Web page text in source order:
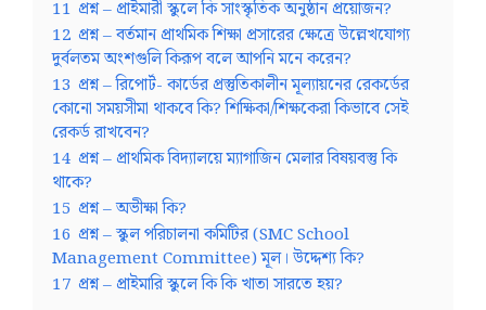
11 প্রশ্ন – প্রাইমারী স্কুলে কি সাংস্কৃতিক অনুষ্ঠান প্রয়োজন?
12 প্রশ্ন – বর্তমান প্রাথমিক শিক্ষা প্রসারের ক্ষেত্রে উল্লেখযোগ্য
দুর্বলতম অংশগুলি কিরূপ বলে আপনি মনে করেন?
13 প্রশ্ন – রিপোর্ট- কার্ডের প্রস্তুতিকালীন মূল্যায়নের রেকর্ডের
কোনো সময়সীমা থাকবে কি? শিক্ষিকা/শিক্ষকেরা কিভাবে সেই
রেকর্ড রাখবেন?
14 প্রশ্ন – প্রাথমিক বিদ্যালয়ে ম্যাগাজিন মেলার বিষয়বস্তু কি
থাকে?
15 প্রশ্ন – অভীক্ষা কি?
16 প্রশ্ন – স্কুল পরিচালনা কমিটির (SMC School
Management Committee) মূল। উদ্দেশ্য কি?
17 প্রশ্ন – প্রাইমারি স্কুলে কি কি খাতা সারতে হয়?